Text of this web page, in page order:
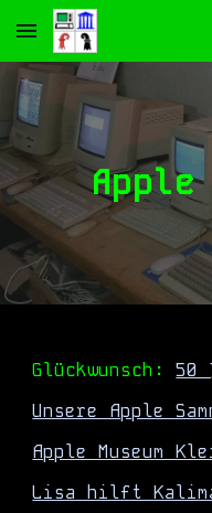
Skip to main content
Apple
Glückwunsch:50
Unsere Apple
Apple Museum
Lisa hilft